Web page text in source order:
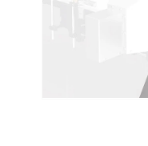
guardare